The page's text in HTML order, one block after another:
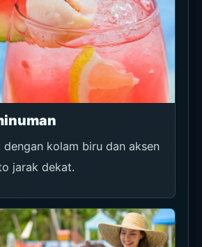
kolam biru dan aksen
jarak dekat.